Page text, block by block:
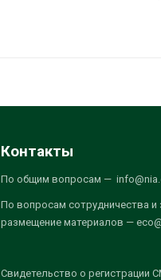
Контакты
По общим вопросам —
По вопросам сотрудничества и
размещение материалов —
Свидетельство о регистрации